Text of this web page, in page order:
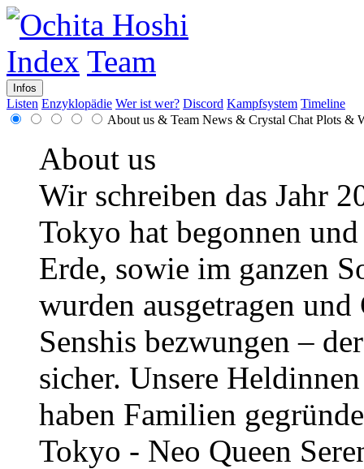
Index Team
Infos
Listen Enzyklopädie Wer ist wer? Discord Kampfsystem Timeline
About us & Team News & Crystal Chat Plots &
About us
Wir schreiben das Jahr
Tokyo hat begonnen
Erde, sowie im ganzen
wurden ausgetragen
Senshis bezwungen –
sicher. Unsere
haben Familien
Tokyo - Neo Queen